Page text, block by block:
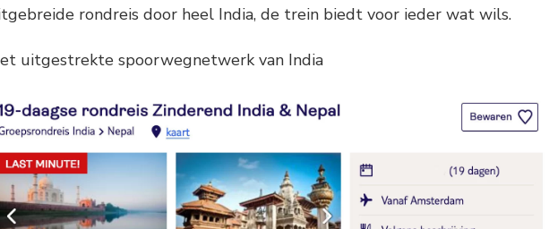
rondreis door heel India, de trein biedt voor ieder wat wils.
uitgestrekte spoorwegnetwerk van India